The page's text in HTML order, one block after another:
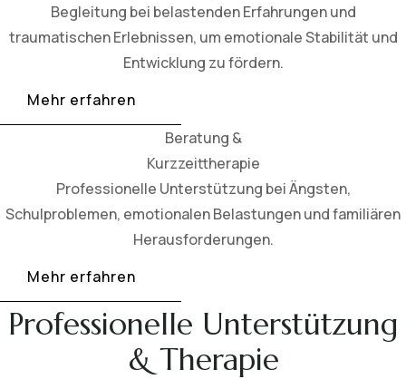
Begleitung bei belastenden Erfahrungen und
traumatischen Erlebnissen, um emotionale Stabilität und
Entwicklung zu fördern.
Mehr erfahren
Beratung &
Kurzzeittherapie
Professionelle Unterstützung bei Ängsten,
Schulproblemen, emotionalen Belastungen und familiären
Herausforderungen.
Mehr erfahren
Professionelle Unterstützung
& Therapie